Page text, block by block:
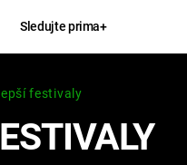
Sledujte prima+
Zábava
festivaly